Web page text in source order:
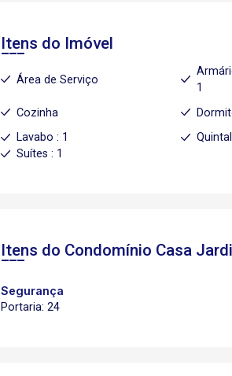
Itens do Imóvel
Área de Serviço
1
Cozinha
Lavabo : 1
Quintal
Suítes : 1
Itens do Condomínio Casa
Segurança
Portaria: 24